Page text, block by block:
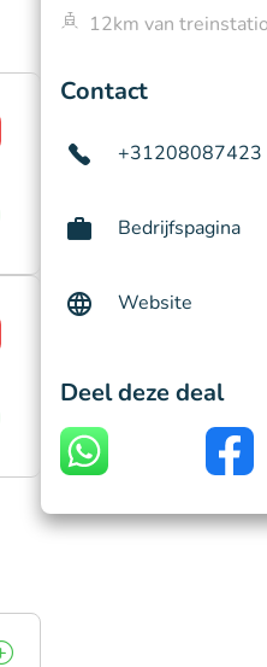
12km van
Contact
+31208087423
Bedrijfspagina
Website
Deel deze deal